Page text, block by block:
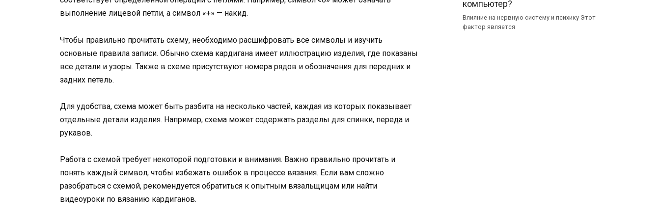
выполнение лицевой петли, а символ «+» — накид.
Чтобы правильно прочитать схему, необходимо расшифровать все символы и изучить
основные правила записи. Обычно схема кардигана имеет иллюстрацию изделия, где показаны
все детали и узоры. Также в схеме присутствуют номера рядов и обозначения для передних и
задних петель.
Для удобства, схема может быть разбита на несколько частей, каждая из которых показывает
отдельные детали изделия. Например, схема может содержать разделы для спинки, переда и
рукавов.
Работа с схемой требует некоторой подготовки и внимания. Важно правильно прочитать и
понять каждый символ, чтобы избежать ошибок в процессе вязания. Если вам сложно
разобраться с схемой, рекомендуется обратиться к опытным вязальщицам или найти
видеоуроки по вязанию кардиганов.
компьютер?
Влияние на нервную систему и психику Этот
фактор является